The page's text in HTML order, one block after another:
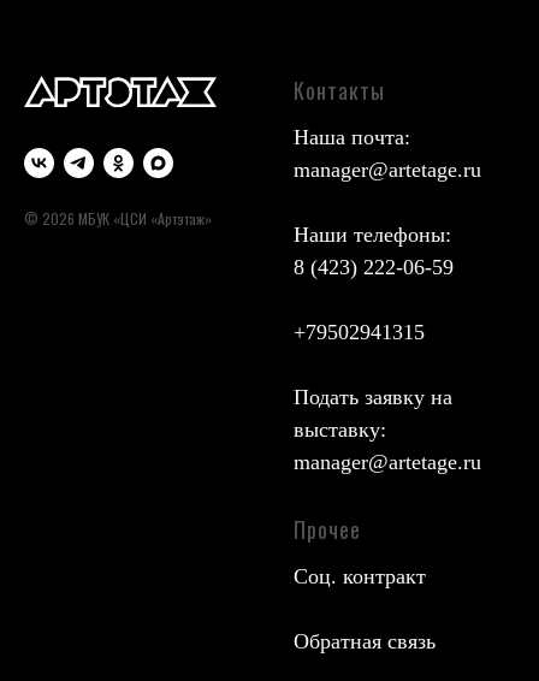
© 2026 МБУК «ЦСИ «Артэтаж»
Контакты
Наша почта:
manager@artetage.ru
Наши телефоны:
8 (423) 222-06-59
+79502941315
Подать заявку на
выставку:
manager@artetage.ru
Прочее
Соц. контракт
Обратная связь